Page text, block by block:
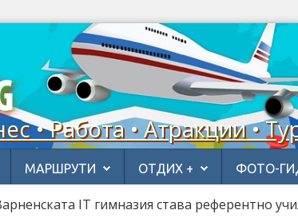
• Работа • Атракции •
МАРШРУТИ ОТДИХ + ФОТО-
IT гимназия става референтно